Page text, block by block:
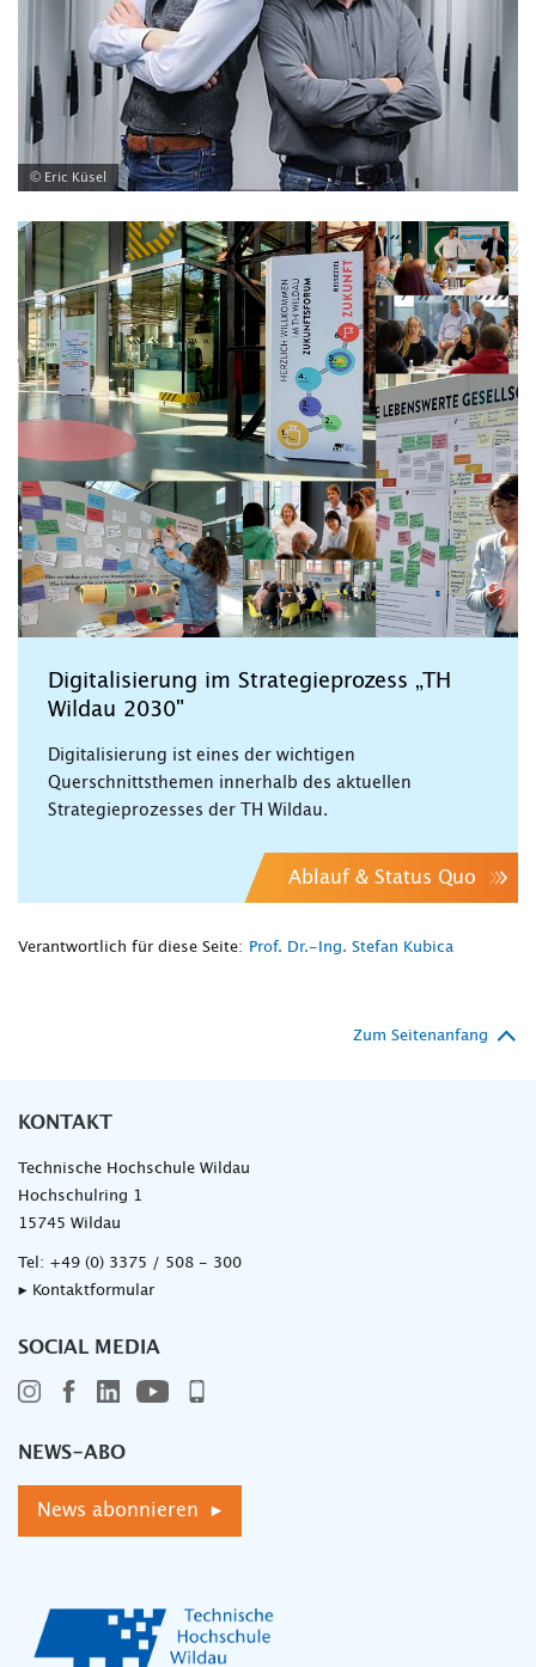
© Eric Küsel
Digitalisierung im Strategieprozess „TH
Wildau 2030"
Digitalisierung ist eines der wichtigen
Querschnittsthemen innerhalb des aktuellen
Strategieprozesses der TH Wildau.
Ablauf & Status Quo
Verantwortlich für diese Seite: Prof. Dr.-Ing. Stefan Kubica
Zum Seitenanfang
KONTAKT
Technische Hochschule Wildau
Hochschulring 1
15745 Wildau
Tel: +49 (0) 3375 / 508 - 300
▸ Kontaktformular
SOCIAL MEDIA
NEWS-ABO
News abonnieren ▸